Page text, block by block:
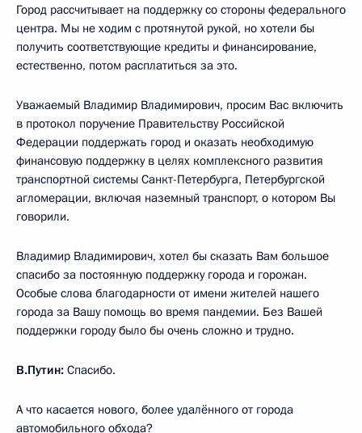
Город рассчитывает на поддержку со стороны федерального
центра. Мы не ходим с протянутой рукой, но хотели бы
получить соответствующие кредиты и финансирование,
естественно, потом расплатиться за это.
Уважаемый Владимир Владимирович, просим Вас включить
в протокол поручение Правительству Российской
Федерации поддержать город и оказать необходимую
финансовую поддержку в целях комплексного развития
транспортной системы Санкт-Петербурга, Петербургской
агломерации, включая наземный транспорт, о котором Вы
говорили.
Владимир Владимирович, хотел бы сказать Вам большое
спасибо за постоянную поддержку города и горожан.
Особые слова благодарности от имени жителей нашего
города за Вашу помощь во время пандемии. Без Вашей
поддержки городу было бы очень сложно и трудно.
В.Путин: Спасибо.
А что касается нового, более удалённого от города
автомобильного обхода?